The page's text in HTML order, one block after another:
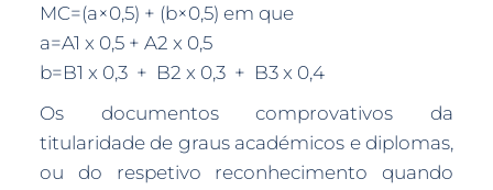
MC=(a×0,5) + (b×0,5) em que
a=A1 x 0,5 + A2 x 0,5
b=B1 x 0,3 + B2 x 0,3 + B3 x 0,4
Os documentos comprovativos da
titularidade de graus académicos e diplomas,
ou do respetivo reconhecimento quando